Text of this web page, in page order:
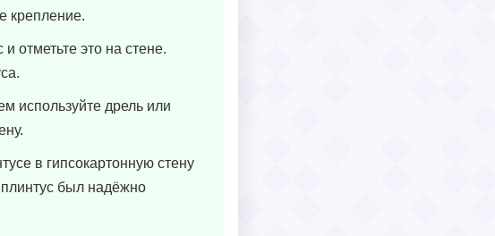
крепление.
отметьте это на стене.
используйте дрель или
в гипсокартонную стену
был надёжно